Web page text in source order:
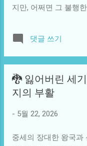
다. 예를 들어, 강남이
와 같은 저소득층 지
고, 지역 간의 격차와
을 가지고 있다. 블록
시장에 도입된다면,
서의 불확실성을 줄
지만, 어쩌면 그 불행
다. 다른 개들이 흔하
만, 대신 그는 자신의
터득했다. 사람들은
력으로 사람들을 기쁘
은 그의 재치와 용기
을 기록하게 되었다.
동영상을 공유하기 시
댓글 쓰기
🐉 잃어버린 세
지의 부활
- 5월 22, 2026
중세의 장대한 왕국과